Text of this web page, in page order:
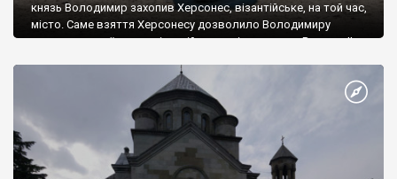
князь Володимир захопив Херсонес, візантійське, на той час,
місто. Саме взяття Херсонесу дозволило Володимиру
диктувати свої умови візантійському імператору Василю ІІ, та
Херсонесі Володимир-язичник, став Василем-християнином.
А потім було Хрещення Русі. На честь Херсонесу Таврійського